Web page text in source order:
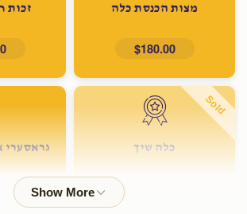
מצות הכנסת כלה
$180.00
זכות
Sold
כלה שיך גראסערי